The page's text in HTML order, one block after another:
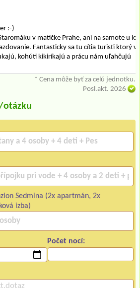
:-)
v matičke Prahe, ani na samote u
Fantasticky sa tu cítia turisti ktorý
kohúti kikiríkajú a prácu nám uľahčujú
* Cena môže byť za celú jednotku.
Posl.akt. 2026
otázku
Sedmina (2x apartmán, 2x
izba)
Počet nocí: